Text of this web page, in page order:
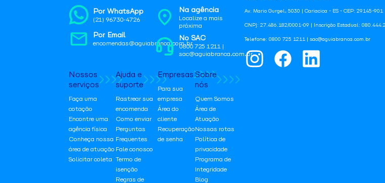
Av. Mario Gurgel, 5030 | Cariacica - ES - CEP: 29145-901
CNPJ: 27.486.182/0001-09 | Inscrição Estadual:
Telefone: 0800 725 1211 | sac@aguiabranca.com.br
Por WhatsApp
(21) 96730-4726
Por Email
encomendas@aguiabranca.com.br
Na agência
Localize a mais
próxima
No SAC
0800 725 1211 |
sac@aguiabranca.com.br
Nossos
serviços
Faça uma
cotação
Encontre uma
agência física
Conheça nossa
área de atuação
Solicitar coleta
Ajuda e
suporte
Rastrear sua
encomenda
Como enviar
Perguntas
Frequentes
Fale conosco
Termo de
isenção
Regras de
Empresas
Para sua
empresa
Área do
cliente
Recuperação
de senha
Sobre
nós
Quem Somos
Área de
Atuação
Nossas rotas
Política de
privacidade
Programa de
Integridade
Blog